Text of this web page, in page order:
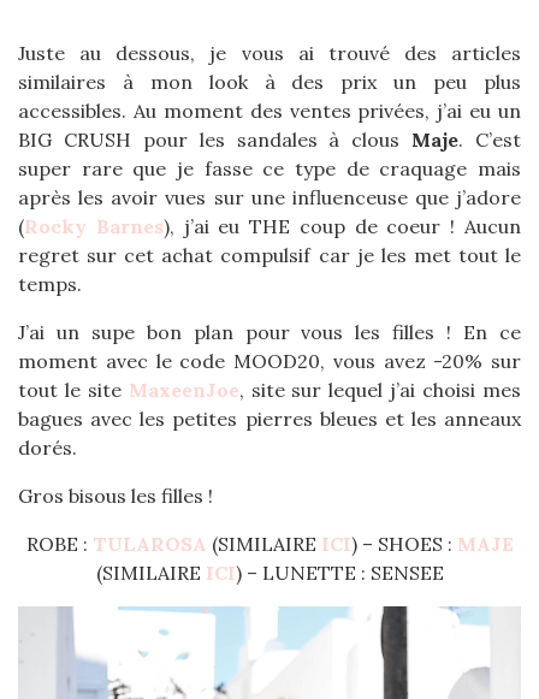
Juste au dessous, je vous ai trouvé des articles
similaires à mon look à des prix un peu plus
accessibles. Au moment des ventes privées, j’ai eu un
BIG CRUSH pour les sandales à clous Maje. C’est
super rare que je fasse ce type de craquage mais
après les avoir vues sur une influenceuse que j’adore
(Rocky Barnes), j’ai eu THE coup de coeur ! Aucun
regret sur cet achat compulsif car je les met tout le
temps.
J’ai un supe bon plan pour vous les filles ! En ce
moment avec le code MOOD20, vous avez -20% sur
tout le site MaxeenJoe, site sur lequel j’ai choisi mes
bagues avec les petites pierres bleues et les anneaux
dorés.
Gros bisous les filles !
ROBE : TULAROSA (SIMILAIRE ICI) – SHOES : MAJE
(SIMILAIRE ICI) – LUNETTE : SENSEE